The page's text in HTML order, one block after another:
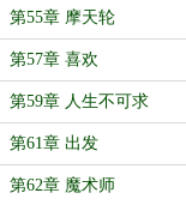
第55章 摩天轮
第57章 喜欢
第59章 人生不可求
第61章 出发
第62章 魔术师